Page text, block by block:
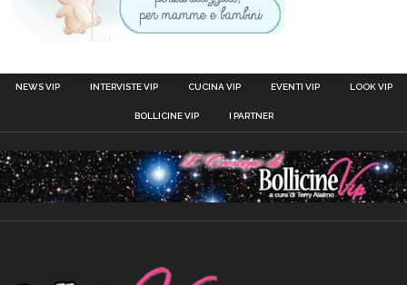
NEWS VIP INTERVISTE VIP CUCINA VIP EVENTI VIP LOOK VIP
BOLLICINE VIP I PARTNER